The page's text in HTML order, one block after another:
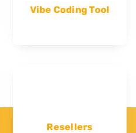
Vibe Coding Tool
Resellers